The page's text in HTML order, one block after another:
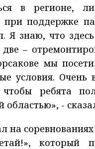
в регионе,
поддержке
Я знаю, что
–
мы
условия.
ребята
областью», -
на
который